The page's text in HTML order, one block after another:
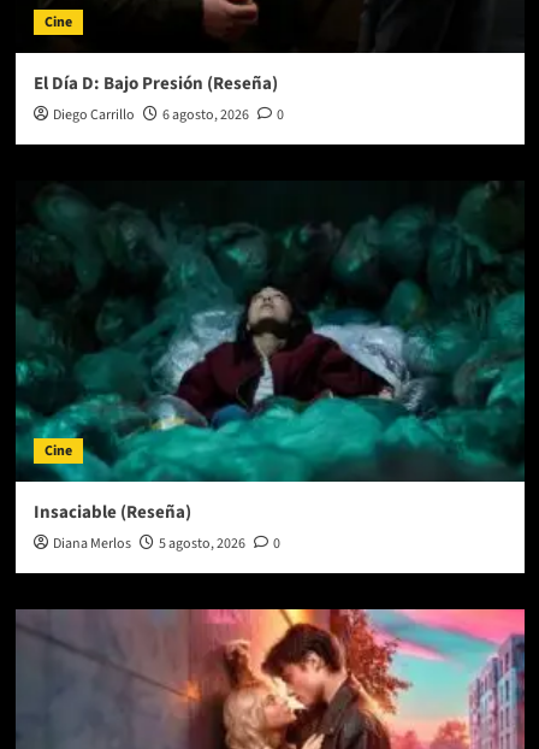
Cine
El Día D: Bajo Presión (Reseña)
Diego Carrillo 6 agosto, 2026 0
Cine
Insaciable (Reseña)
Diana Merlos 5 agosto, 2026 0